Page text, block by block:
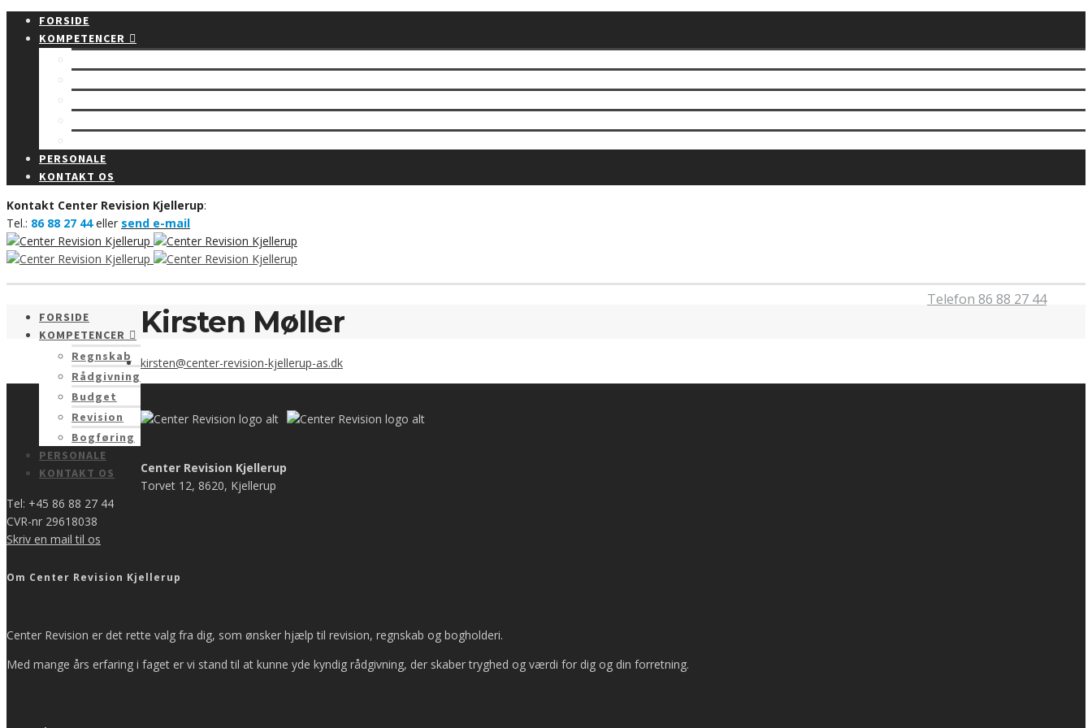
FORSIDE
KOMPETENCER
PERSONALE
KONTAKT OS
Kontakt Center Revision Kjellerup:
Tel.: 86 88 27 44eller send e-mail
Telefon 86 88 27 44
FORSIDE
KOMPETENCER
Regnskab
Rådgivning
Budget
Revision
Bogføring
PERSONALE
KONTAKT OS
Kirsten Møller
kirsten@center-revision-kjellerup-as.dk
Center Revision Kjellerup
Torvet 12, 8620, Kjellerup
Tel: +45 86 88 27 44
CVR-nr 29618038
Skriv en mail til os
Om Center Revision Kjellerup
Center Revision er det rette valg fra dig, som ønsker hjælp til revision, regnskab og bogholderi.
Med mange års erfaring i faget er vi stand til at kunne yde kyndig rådgivning, der skaber tryghed og værdi for dig og din forretning.